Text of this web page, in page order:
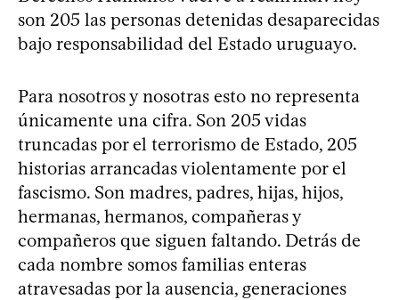
son 205 las personas detenidas desaparecidas
bajo responsabilidad del Estado uruguayo.
Para nosotros y nosotras esto no representa
únicamente una cifra. Son 205 vidas
truncadas por el terrorismo de Estado, 205
historias arrancadas violentamente por el
fascismo. Son madres, padres, hijas, hijos,
hermanas, hermanos, compañeras y
compañeros que siguen faltando. Detrás de
cada nombre somos familias enteras
atravesadas por la ausencia, generaciones